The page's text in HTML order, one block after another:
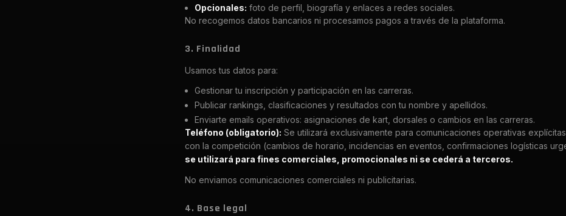
Opcionales: foto de perfil, biografía y enlaces a redes sociales.
No recogemos datos bancarios ni procesamos pagos a través de la plataforma.
3. Finalidad
Usamos tus datos para:
Gestionar tu inscripción y participación en las carreras.
Publicar rankings, clasificaciones y resultados con tu nombre y apellidos.
Enviarte emails operativos: asignaciones de kart, dorsales o cambios en las carreras.
Teléfono (obligatorio): Se utilizará exclusivamente para comunicaciones operativas
con la competición (cambios de horario, incidencias en eventos, confirmaciones logísticas
se utilizará para fines comerciales, promocionales ni se cederá a terceros.
No enviamos comunicaciones comerciales ni publicitarias.
4. Base legal